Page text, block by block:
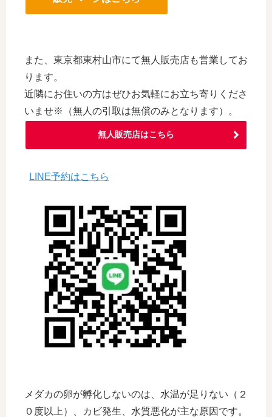
また、東京都東村山市にて無人販売店も営業してお
ります。
近隣にお住いの方はぜひお気軽にお立ち寄りくださ
いませ※（無人の引取は無償のみとなります）。
無人販売店はこちら
LINE予約はこちら
メダカの卵が孵化しないのは、水温が足りない（２
０度以上）、カビ発生、水質悪化が主な原因です。